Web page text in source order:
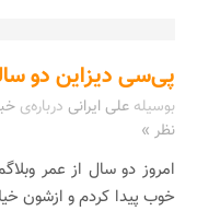
پی‌سی دیزاین دو
بوسیله علی ایرانی درباره‌ی
نظر »
امروز دو سال از عمر
خوب پیدا کردم و ازشون